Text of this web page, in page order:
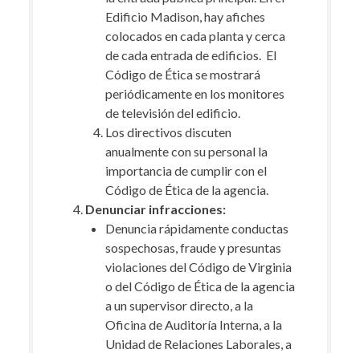
Edificio Madison, hay afiches
colocados en cada planta y cerca
de cada entrada de edificios. El
Código de Ética se mostrará
periódicamente en los monitores
de televisión del edificio.
Los directivos discuten
anualmente con su personal la
importancia de cumplir con el
Código de Ética de la agencia.
Denunciar infracciones:
Denuncia rápidamente conductas
sospechosas, fraude y presuntas
violaciones del Código de Virginia
o del Código de Ética de la agencia
a un supervisor directo, a la
Oficina de Auditoría Interna, a la
Unidad de Relaciones Laborales, a